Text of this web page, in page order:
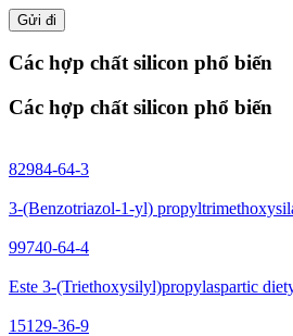
Gửi đi
Các hợp chất silicon phổ biến
Các hợp chất silicon phổ biến
82984-64-3
3-(Benzotriazol-1-yl)
99740-64-4
Este 3-(Triethoxysilyl)propylaspartic
15129-36-9